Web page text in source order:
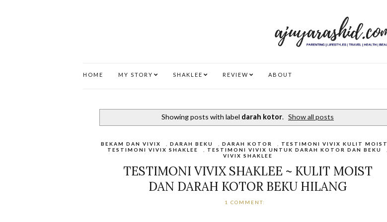
HOME MY STORY SHAKLEE REVIEW ABOUT
Showing posts with label darah kotor. Show all posts
BEKAM DAN VIVIX DARAH BEKU DARAH KOTOR TESTIMONI VIVIX KULIT MOIST
TESTIMONI VIVIX SHAKLEE
TESTIMONI VIVIX UNTUK DARAH KOTOR DAN BEKU
VIVIX SHAKLEE
TESTIMONI VIVIX SHAKLEE ~ KULIT MOIST
DAN DARAH KOTOR BEKU HILANG
1 COMMENT: